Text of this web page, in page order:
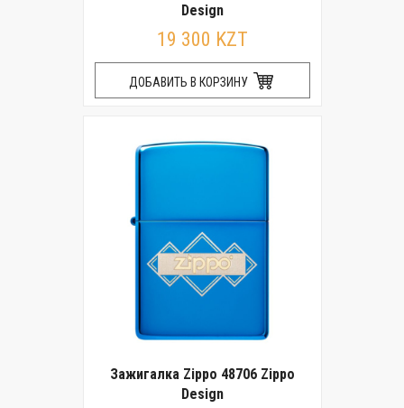
Design
19 300 KZT
ДОБАВИТЬ В КОРЗИНУ
Зажигалка Zippo 48706 Zippo
Design